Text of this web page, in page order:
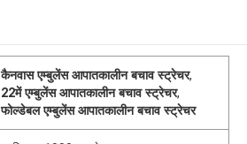
कैनवास एम्बुलेंस आपातकालीन बचाव स्ट्रेचर,
22में एम्बुलेंस आपातकालीन बचाव स्ट्रेचर,
फोल्डेबल एम्बुलेंस आपातकालीन बचाव स्ट्रेचर